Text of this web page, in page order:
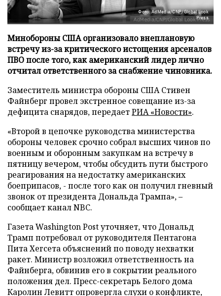
Фото: AdMedia/CNP/Global Look
Press
Минобороны США организовало внеплановую
встречу из-за критического истощения арсеналов
ПВО после того, как американский лидер лично
отчитал ответственного за снабжение чиновника.
Заместитель министра обороны США Стивен
Файнберг провел экстренное совещание из-за
дефицита снарядов, передаетРИА «Новости».
«Второй в цепочке руководства министерства
обороны человек срочно собрал высших чинов по
военным и оборонным закупкам на встречу в
пятницу вечером, чтобы обсудить пути быстрого
реагирования на недостатку американских
боеприпасов, - после того как он получил гневный
звонок от президента Дональда Трампа», –
сообщает канал NBC.
Газета Washington Post уточняет, что Дональд
Трамп потребовал от руководителя Пентагона
Пита Хегсета объяснений по поводу нехватки
ракет. Министр возложил ответственность на
Файнберга, обвинив его в сокрытии реального
положения дел. Пресс-секретарь Белого дома
Каролин Левитт опровергла слухи о конфликте,